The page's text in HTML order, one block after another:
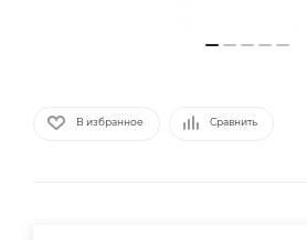
В избранное Сравнить